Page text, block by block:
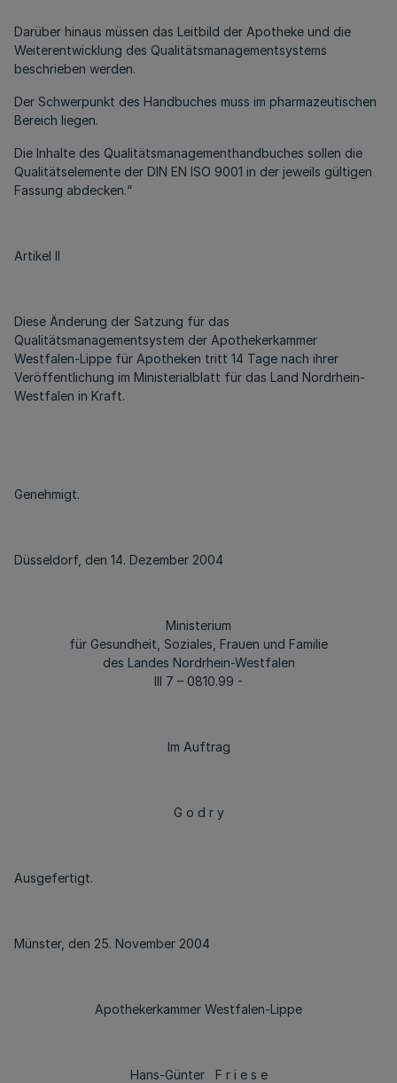
Darüber hinaus müssen das Leitbild der Apotheke und die
Weiterentwicklung des Qualitätsmanagementsystems
beschrieben werden.
Der Schwerpunkt des Handbuches muss im pharmazeutischen
Bereich liegen.
Die Inhalte des Qualitätsmanagementhandbuches sollen die
Qualitätselemente der DIN EN ISO 9001 in der jeweils gültigen
Fassung abdecken.“
Artikel II
Diese Änderung der Satzung für das
Qualitätsmanagementsystem der Apothekerkammer
Westfalen-Lippe für Apotheken tritt 14 Tage nach ihrer
Veröffentlichung im Ministerialblatt für das Land Nordrhein-
Westfalen in Kraft.
Genehmigt.
Düsseldorf, den 14. Dezember 2004
Ministerium
für Gesundheit, Soziales, Frauen und Familie
des Landes Nordrhein-Westfalen
III 7 – 0810.99 -
Im Auftrag
G o d r y
Ausgefertigt.
Münster, den 25. November 2004
Apothekerkammer Westfalen-Lippe
Hans-Günter F r i e s e